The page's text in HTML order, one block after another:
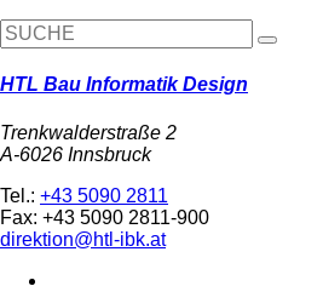
HTL Bau Informatik Design
Trenkwalderstraße 2
A-6026 Innsbruck
Tel.: +43 5090 2811
Fax: +43 5090 2811-900
direktion@htl-ibk.at